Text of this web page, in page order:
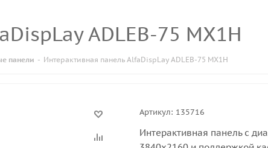
ADLEB-75 MX1H
панели - Интерактивная панель AlfaDispLay ADLEB-75 MX1H
Артикул: 135716
Интерактивная панель с